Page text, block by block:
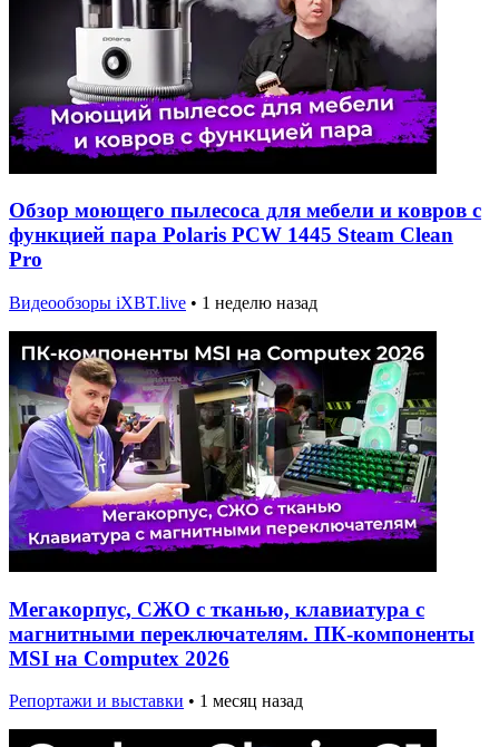
Обзор моющего пылесоса для мебели и ковров с
функцией пара Polaris PCW 1445 Steam Clean
Pro
Видеообзоры iXBT.live • 1 неделю назад
Мегакорпус, СЖО с тканью, клавиатура с
магнитными переключателям. ПК-компоненты
MSI на Computex 2026
Репортажи и выставки • 1 месяц назад